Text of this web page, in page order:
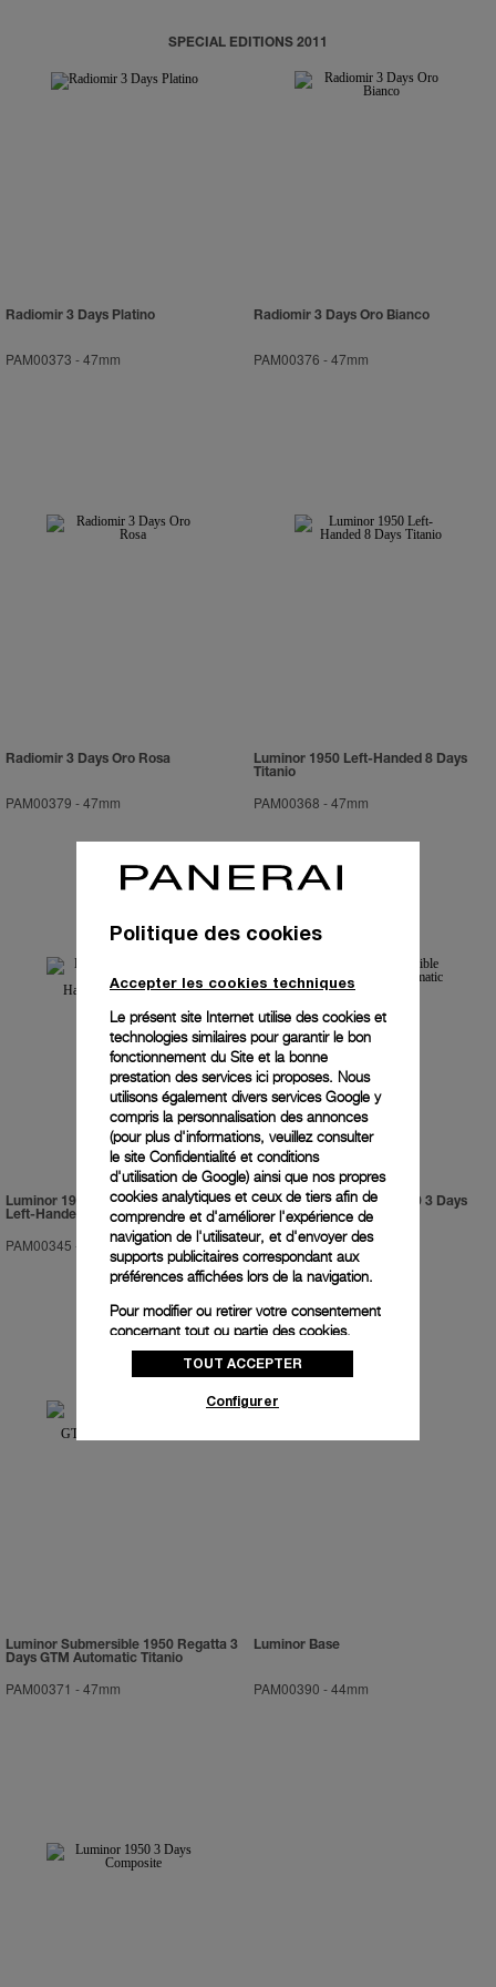
SPECIAL EDITIONS 2011
Radiomir 3 Days Platino
PAM00373 -47mm
Radiomir 3 Days Oro Bianco
PAM00376 -47mm
Radiomir 3 Days Oro Rosa
PAM00379 -47mm
Luminor 1950 Left-Handed 8 Days
Titanio
PAM00368 -47mm
Luminor 1950 Chrono Monopulsante
Left-Handed 8 Days Titanio
PAM00345 - 44mm
Luminor Submersible 1950 3 Days
Automatic Bronzo
PAM00382-47mm
Luminor Submersible 1950 Regatta 3
Days GTM Automatic Titanio
PAM00371 -47mm
Luminor Base
PAM00390 -44mm
Politique des cookies
Accepter les cookies techniques
Le présent site Internet utilise des cookies et
technologies similaires pour garantir le bon
fonctionnement du Site et la bonne
prestation des services ici proposes. Nous
utilisons également divers services Google y
compris la personnalisation des annonces
(pour plus d'informations, veuillez consulter
le site Confidentialité et conditions
d'utilisation de Google) ainsi que nos propres
cookies analytiques et ceux de tiers afin de
comprendre et d'améliorer l'expérience de
navigation de l'utilisateur, et d'envoyer des
supports publicitaires correspondant aux
préférences affichées lors de la navigation.
Pour modifier ou retirer votre consentement
concernant tout ou partie des cookies,
cliquez sur « Configurer » ou consultez notre
politique des cookiespour obtenir plus
donnez votre consentement pour l’utilisation
TOUT ACCEPTER
Configurer